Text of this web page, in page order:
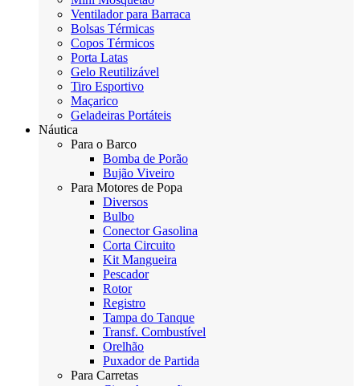
Ventilador para Barraca
Bolsas Térmicas
Copos Térmicos
Porta Latas
Gelo Reutilizável
Tiro Esportivo
Maçarico
Geladeiras Portáteis
Náutica
Para o Barco
Bomba de Porão
Bujão Viveiro
Para Motores de Popa
Diversos
Bulbo
Conector Gasolina
Corta Circuito
Kit Mangueira
Pescador
Rotor
Registro
Tampa do Tanque
Transf. Combustível
Orelhão
Puxador de Partida
Para Carretas